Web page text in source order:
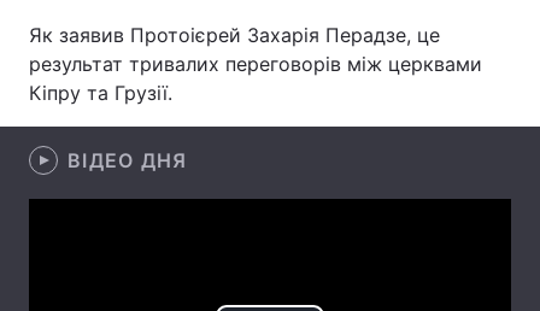
Спорт Наука
Техно і зв'язок
Як заявив Протоієрей Захарія Перадзе, це
результат тривалих переговорів між церквами
Кіпру та Грузії.
ВІДЕО ДНЯ